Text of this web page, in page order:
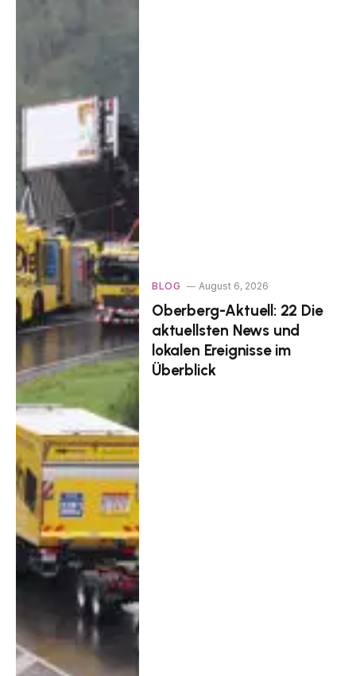
BLOG August 6, 2026
Oberberg-Aktuell: 22 Die
aktuellsten News und
lokalen Ereignisse im
Überblick